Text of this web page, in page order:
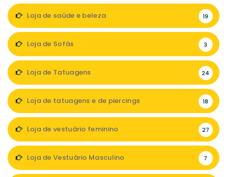
Loja de saúde e beleza 19
Loja de Sofás 3
Loja de Tatuagens 24
Loja de tatuagens e de piercings 18
Loja de vestuário feminino 27
Loja de Vestuário Masculino 7